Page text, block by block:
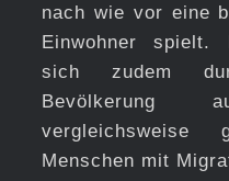
nach wie vor eine
Einwohner spielt.
sich zudem
Menschen mit